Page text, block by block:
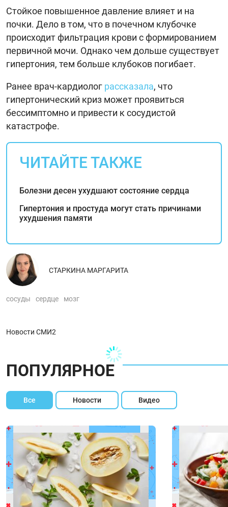
Стойкое повышенное давление влияет и на
почки. Дело в том, что в почечном клубочке
происходит фильтрация крови с формированием
первичной мочи. Однако чем дольше существует
гипертония, тем больше клубоков погибает.
Ранее врач-кардиолог рассказала, что
гипертонический криз может проявиться
бессимптомно и привести к сосудистой
катастрофе.
ЧИТАЙТЕ ТАКЖЕ
Болезни десен ухудшают состояние сердца
Гипертония и простуда могут стать причинами
ухудшения памяти
СТАРКИНА МАРГАРИТА
сосуды сердце мозг
Новости СМИ2
ПОПУЛЯРНОЕ
Все Новости Видео